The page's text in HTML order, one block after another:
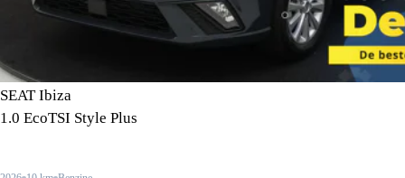
SEAT Ibiza
1.0 EcoTSI Style Plus